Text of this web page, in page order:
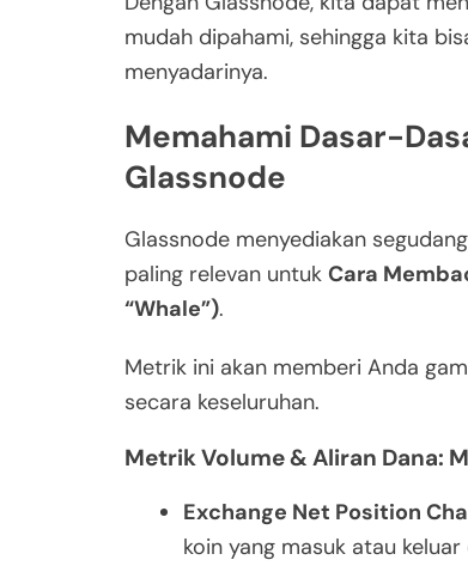
mudah dipahami, sehingga kita
menyadarinya.
Memahami Dasar-
Glassnode
Glassnode menyediakan
paling relevan untuk Cara
“Whale”).
Metrik ini akan memberi Anda
secara keseluruhan.
Metrik Volume & Aliran Dana:
Exchange Net Position
koin yang masuk atau